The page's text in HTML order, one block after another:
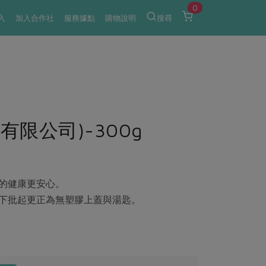
加入合作社 服務據點 購物說明 搜尋
0
限公司)-300g
健康更安心。
批起更正為無塑膠上蓋與湯匙。